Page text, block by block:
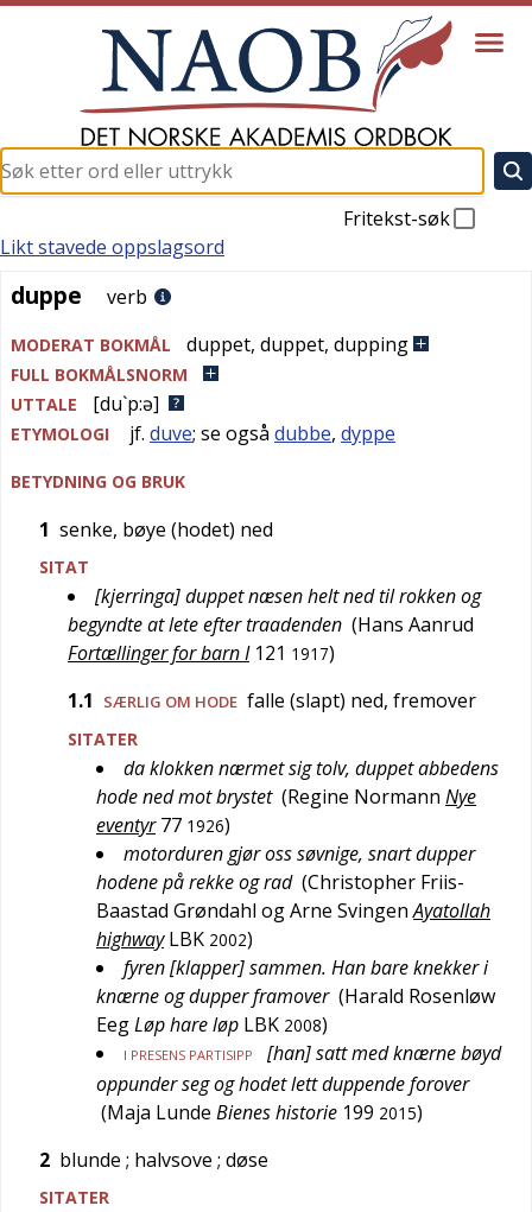
Fritekst-søk
duppe
Likt stavede oppslagsord
duppe verb
MODERAT BOKMÅL duppet, duppet, dupping
FULL BOKMÅLSNORM
UTTALE
[du`p:ə]
ETYMOLOGI jf. duve; se også dubbe, dyppe
BETYDNING OG BRUK
1 senke, bøye (hodet) ned
SITAT
[kjerringa] duppet næsen helt ned til rokken og
begyndte at lete efter traadenden (Hans Aanrud
Fortællinger for barn I 121 1917)
1.1
SÆRLIG OM HODE falle (slapt) ned, fremover
SITATER
da klokken nærmet sig tolv, duppet abbedens
hode ned mot brystet (Regine Normann Nye
eventyr 77 1926)
motorduren gjør oss søvnige, snart dupper
hodene på rekke og rad (Christopher Friis-
Baastad Grøndahl og Arne Svingen Ayatollah
highway LBK 2002)
fyren [klapper] sammen. Han bare knekker i
knærne og dupper framover (Harald Rosenløw
EegLøp hare løp LBK 2008)
I PRESENS PARTISIPP
[han] satt med knærne bøyd
oppunder seg og hodet lett duppende forover
(Maja Lunde Bienes historie 199 2015)
2 blunde ; halvsove ; døse
SITATER